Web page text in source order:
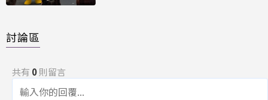
討論區
共有 0則留言